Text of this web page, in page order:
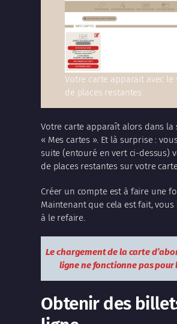
Votre carte apparait avec le
de places restantes
Votre carte apparaît alors dans la
« Mes cartes ». Et là surprise :
suite (entouré en vert ci-dessus)
de places restantes sur votre
Créer un compte est à faire une
Maintenant que cela est fait, vous
à le refaire.
Le chargement de la carte
ligne ne fonctionne pas pour
Obtenir des